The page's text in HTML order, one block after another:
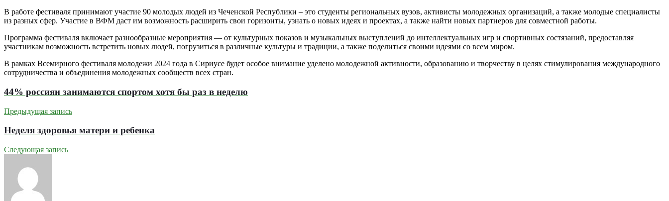
В работе фестиваля принимают участие 90 молодых людей из Чеченской Республики – это студенты региональных вузов, активисты молодежных организаций, а также молодые специалисты
из разных сфер. Участие в ВФМ даст им возможность расширить свои горизонты, узнать о новых идеях и проектах, а также найти новых партнеров для совместной работы.
Программа фестиваля включает разнообразные мероприятия — от культурных показов и музыкальных выступлений до интеллектуальных игр и спортивных состязаний, предоставляя
участникам возможность встретить новых людей, погрузиться в различные культуры и традиции, а также поделиться своими идеями со всем миром.
В рамках Всемирного фестиваля молодежи 2024 года в Сириусе будет особое внимание уделено молодежной активности, образованию и творчеству в целях стимулирования международного
сотрудничества и объединения молодежных сообществ всех стран.
44% россиян занимаются спортом хотя бы раз в неделю
Предыдущая запись
Неделя здоровья матери и ребенка
Следующая запись